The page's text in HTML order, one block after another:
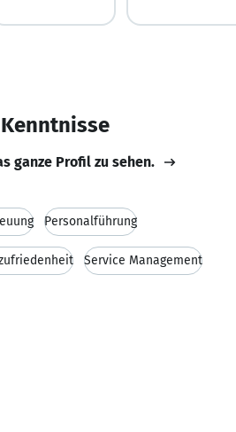
ganze Profil zu sehen.
Personalführung
Service Management